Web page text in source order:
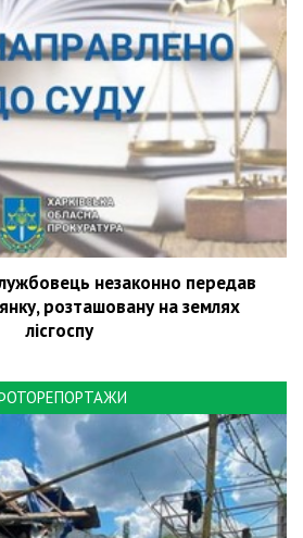
незаконно передав
розташовану на землях
лісгоспу